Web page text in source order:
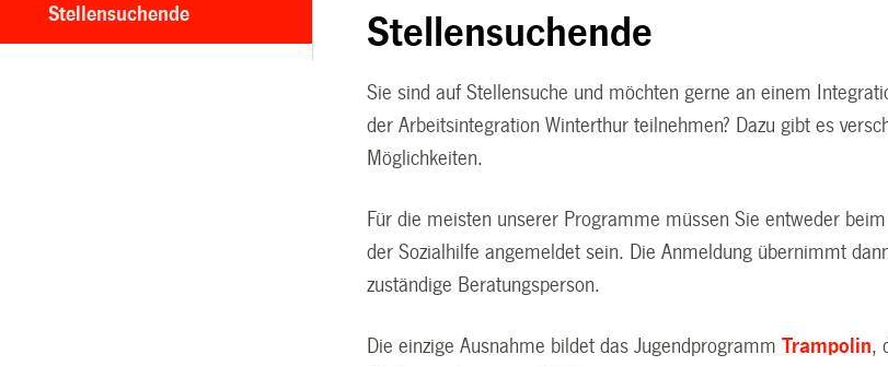
Stellensuchende Stellensuchende
Sie sind auf Stellensuche und möchten gerne an einem
der Arbeitsintegration Winterthur teilnehmen? Dazu gibt es
Möglichkeiten.
Für die meisten unserer Programme müssen Sie entweder
der Sozialhilfe angemeldet sein. Die Anmeldung übernimmt
zuständige Beratungsperson.
Die einzige Ausnahme bildet das JugendprogrammTrampolin,